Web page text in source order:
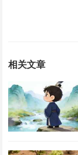
相关文章